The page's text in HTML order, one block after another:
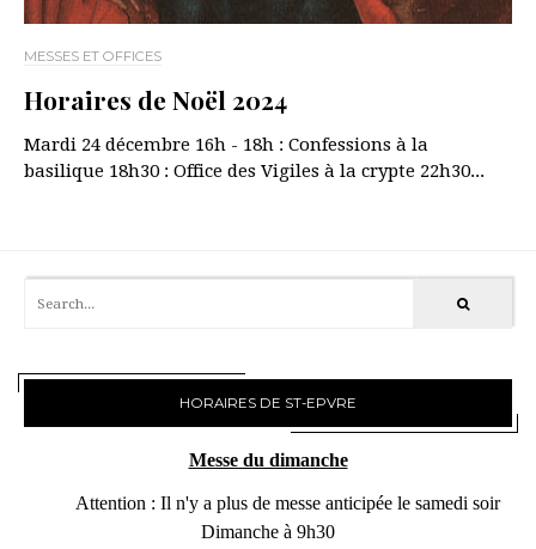
MESSES ET OFFICES
Horaires de Noël 2024
Mardi 24 décembre 16h - 18h : Confessions à la
basilique 18h30 : Office des Vigiles à la crypte 22h30...
HORAIRES DE ST-EPVRE
Messe du dimanche
Attention : Il n'y a plus de messe anticipée le samedi soir
Dimanche à 9h30